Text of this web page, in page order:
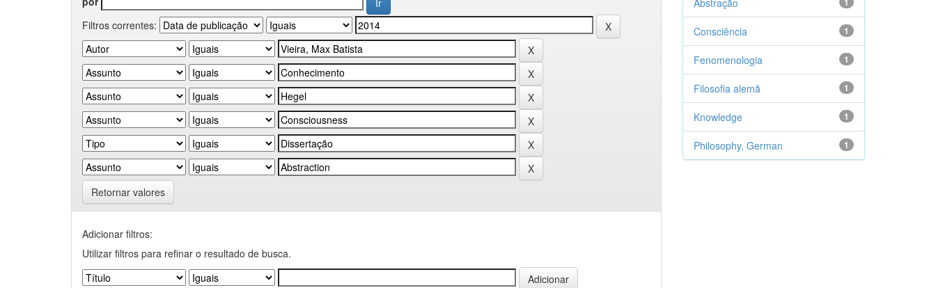
Filtros correntes:
Retornar valores
Adicionar filtros:
Utilizar filtros para refinar o resultado de busca.
Abstração
1
Consciência
1
Fenomenologia
1
Filosofia alemã
1
Knowledge
1
Philosophy, German